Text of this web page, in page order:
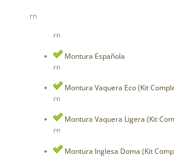
rn
rn
Montura Española
rn
Montura Vaquera Eco (Kit
rn
Montura Vaquera Ligera (Kit
rn
Montura Inglesa Doma (Kit